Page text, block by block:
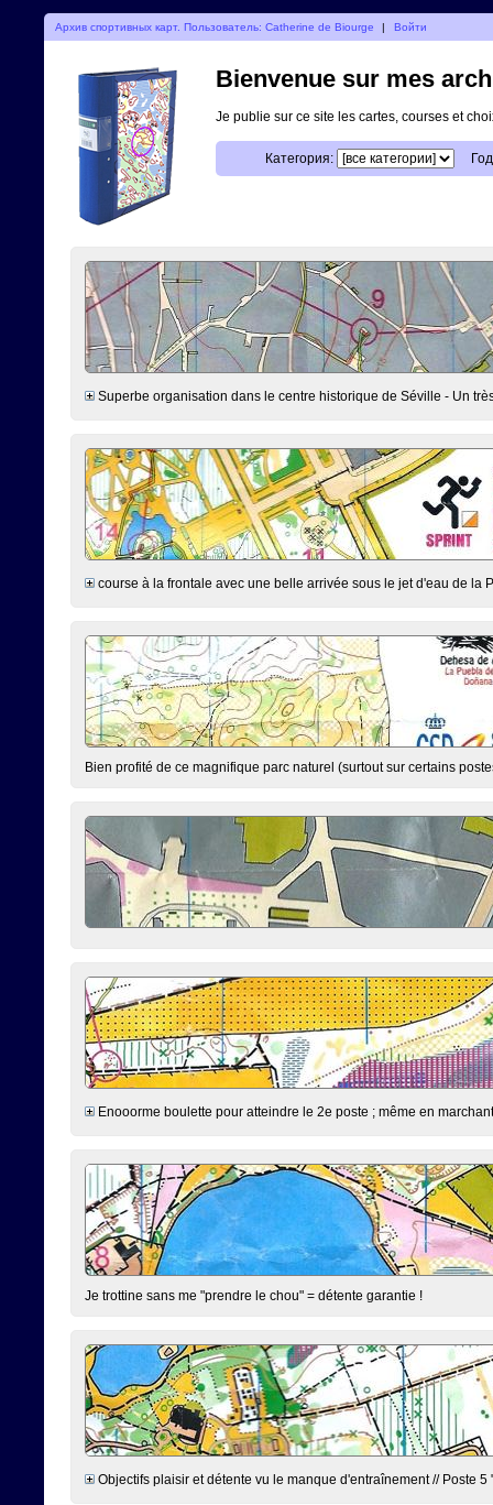
Архив спортивных карт. Пользователь: Catherine de Biourge | Войти
Bienvenue sur mes
Je publie sur ce site les cartes, courses et
Категория:
Superbe organisation dans le centre historique de Séville - Un
course à la frontale avec une belle arrivée sous le jet d'eau de la
Bien profité de ce magnifique parc naturel (surtout sur certains
Enooorme boulette pour atteindre le 2e poste ; même en
Je trottine sans me "prendre le chou" = détente garantie !
Objectifs plaisir et détente vu le manque d'entraînement // Poste